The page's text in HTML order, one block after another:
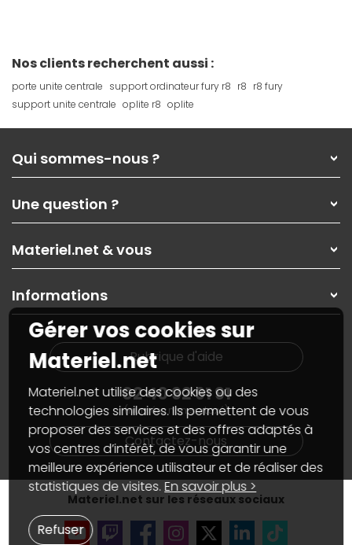
Nos clients recherchent aussi :
porte unite centrale support ordinateur fury r8 r8 r8 fury
support unite centrale oplite r8 oplite
Qui sommes-nous ?
Nos services
Les magasins Materiel.net
Nos solutions pour les pros
Contactez-nous
Une question ?
Paiement, livraison
Garanties,Pack Zen
SAV, demander un retour
Informations
Guides d'achats et tutoriels
Materiel.net & vous
On rachète votre carte graphique
PC sur mesure : Votre RDV personnalisé
Notre démarche écologique
Materiel.net recrute
Notre programme d'affiliation
Partenariat & Sponsoring
Informations
Plan du site
Nos marques
Conditions générales de vente
Informations légales
Données personnellesetcookies
Gérer vos cookies
Accessibilité : non conforme
Rubrique d'aide
02 40 92 91 91
(numéro non surtaxé)
Contactez-nous
Materiel.net sur les réseaux sociaux
Gérer vos cookies sur
Materiel.net
Materiel.net utilise des cookies ou des
technologies similaires. Ils permettent de vous
proposer des services et des offres adaptés à
vos centres d’intérêt, de vous garantir une
meilleure expérience utilisateur et de réaliser des
statistiques de visites.En savoir plus >
Refuser